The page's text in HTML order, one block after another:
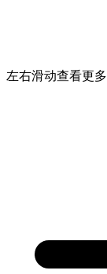
左右滑动查看更多